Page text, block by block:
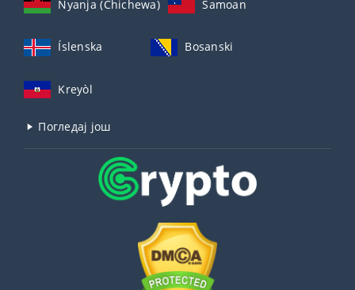
Nyanja (Chichewa) Samoan
Íslenska Bosanski
Kreyòl
Погледај још